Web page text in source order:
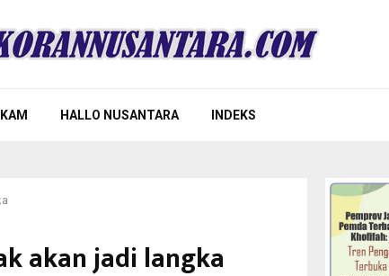
HALLO NUSANTARA INDEKS
akan jadi langka